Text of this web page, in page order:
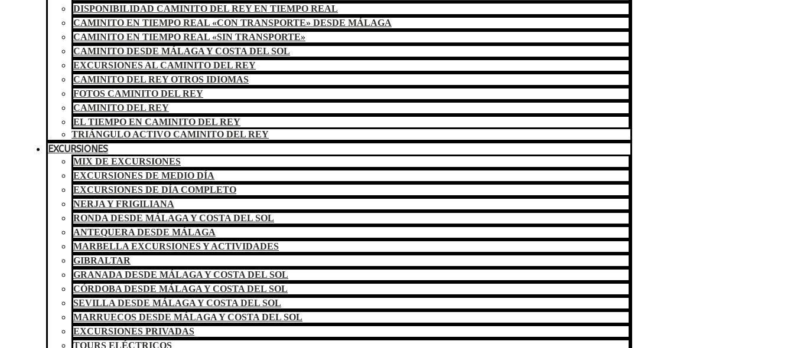
DISPONIBILIDAD CAMINITO DEL REY EN TIEMPO REAL
CAMINITO EN TIEMPO REAL «CON TRANSPORTE» DESDE MÁLAGA
CAMINITO EN TIEMPO REAL «SIN TRANSPORTE»
CAMINITO DESDE MÁLAGA Y COSTA DEL SOL
EXCURSIONES AL CAMINITO DEL REY
CAMINITO DEL REY OTROS IDIOMAS
FOTOS CAMINITO DEL REY
CAMINITO DEL REY
EL TIEMPO EN CAMINITO DEL REY
TRIÁNGULO ACTIVO CAMINITO DEL REY
EXCURSIONES
MIX DE EXCURSIONES
EXCURSIONES DE MEDIO DÍA
EXCURSIONES DE DÍA COMPLETO
NERJA Y FRIGILIANA
RONDA DESDE MÁLAGA Y COSTA DEL SOL
ANTEQUERA DESDE MÁLAGA
MARBELLA EXCURSIONES Y ACTIVIDADES
GIBRALTAR
GRANADA DESDE MÁLAGA Y COSTA DEL SOL
CÓRDOBA DESDE MÁLAGA Y COSTA DEL SOL
SEVILLA DESDE MÁLAGA Y COSTA DEL SOL
MARRUECOS DESDE MÁLAGA Y COSTA DEL SOL
EXCURSIONES PRIVADAS
TOURS ELÉCTRICOS